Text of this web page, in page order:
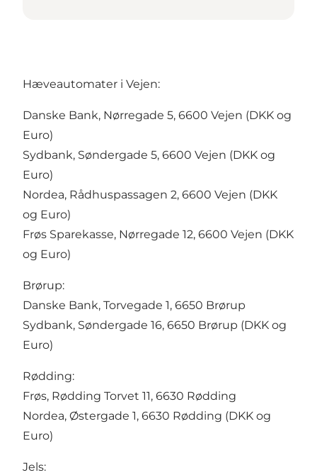
Hæveautomater i Vejen:
Danske Bank, Nørregade 5, 6600 Vejen (DKK og
Euro)
Sydbank, Søndergade 5, 6600 Vejen (DKK og
Euro)
Nordea, Rådhuspassagen 2, 6600 Vejen (DKK
og Euro)
Frøs Sparekasse, Nørregade 12, 6600 Vejen (DKK
og Euro)
Brørup:
Danske Bank, Torvegade 1, 6650 Brørup
Sydbank, Søndergade 16, 6650 Brørup (DKK og
Euro)
Rødding:
Frøs, Rødding Torvet 11, 6630 Rødding
Nordea, Østergade 1, 6630 Rødding (DKK og
Euro)
Jels: